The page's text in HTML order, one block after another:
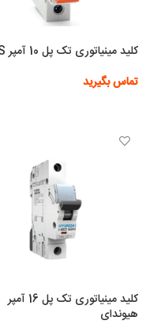
کلید مینیاتوری تک پل 10 آمپر LS
تماس بگیرید
کلید مینیاتوری تک پل 16 آمپر
هیوندای